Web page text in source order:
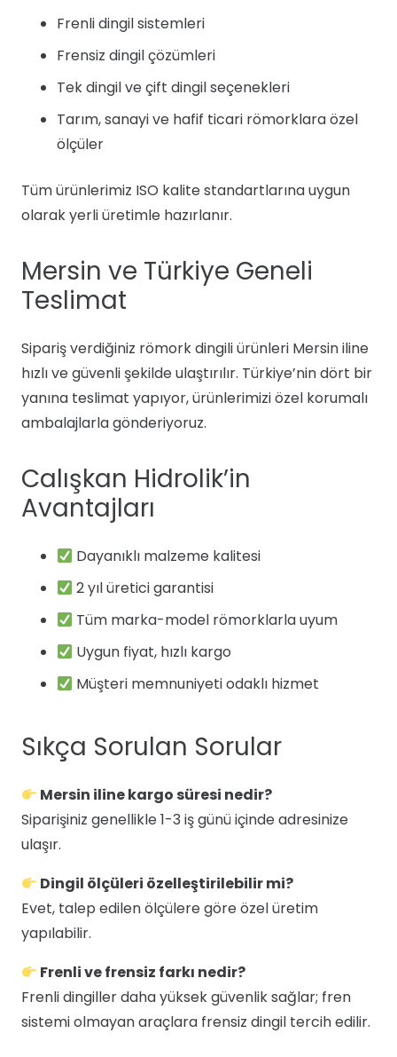
Frenli dingil sistemleri
Frensiz dingil çözümleri
Tek dingil ve çift dingil seçenekleri
Tarım, sanayi ve hafif ticari römorklara özel
ölçüler
Tüm ürünlerimiz ISO kalite standartlarına uygun
olarak yerli üretimle hazırlanır.
Mersin ve Türkiye Geneli
Teslimat
Sipariş verdiğiniz römork dingili ürünleri Mersin iline
hızlı ve güvenli şekilde ulaştırılır. Türkiye’nin dört bir
yanına teslimat yapıyor, ürünlerimizi özel korumalı
ambalajlarla gönderiyoruz.
Calışkan Hidrolik’in
Avantajları
Dayanıklı malzeme kalitesi
2 yıl üretici garantisi
Tüm marka-model römorklarla uyum
Uygun fiyat, hızlı kargo
Müşteri memnuniyeti odaklı hizmet
Sıkça Sorulan Sorular
Mersin iline kargo süresi nedir?
Siparişiniz genellikle 1-3 iş günü içinde adresinize
ulaşır.
Dingil ölçüleri özelleştirilebilir mi?
Evet, talep edilen ölçülere göre özel üretim
yapılabilir.
Frenli ve frensiz farkı nedir?
Frenli dingiller daha yüksek güvenlik sağlar; fren
sistemi olmayan araçlara frensiz dingil tercih edilir.